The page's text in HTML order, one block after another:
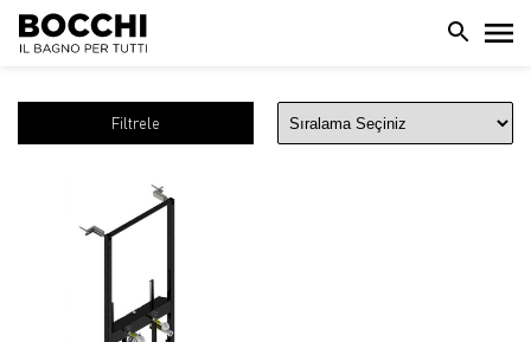
Filtrele